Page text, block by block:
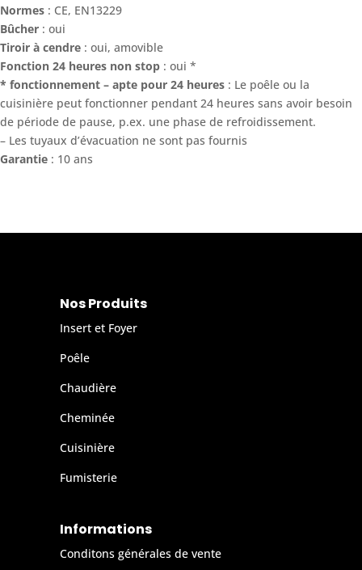
Normes : CE, EN13229
Bûcher : oui
Tiroir à cendre : oui, amovible
Fonction 24 heures non stop : oui *
* fonctionnement – apte pour 24 heures : Le poêle ou la
cuisinière peut fonctionner pendant 24 heures sans avoir besoin
de période de pause, p.ex. une phase de refroidissement.
– Les tuyaux d’évacuation ne sont pas fournis
Garantie : 10 ans
Nos Produits
Insert et Foyer
Poêle
Chaudière
Cheminée
Cuisinière
Fumisterie
Informations
Conditons générales de vente